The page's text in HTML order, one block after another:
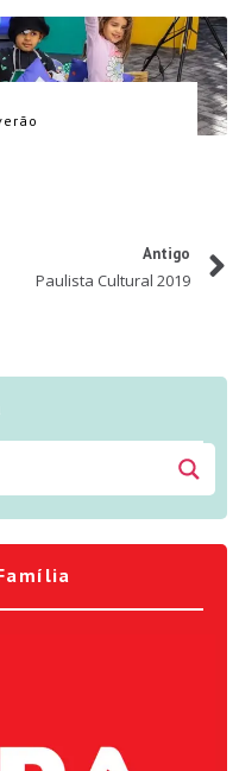
Antigo
Paulista Cultural 2019